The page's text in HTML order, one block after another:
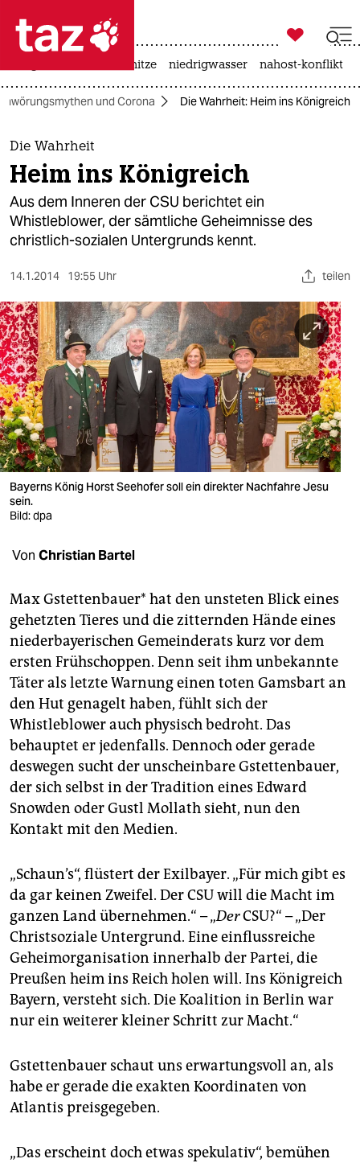
 taz zahl ich
taz zahl ich
themen
politik
öko
sport
berlin
nord
wahrheit
verlag
verlag
shop
fragen & hilfe
unterstützen
abo
genossenschaft
epaper login

taz zahl ich
hitze niedrigwasser nahost-konflikt
und Corona Die Wahrheit: Heim ins Königreich
Die Wahrheit
Heim ins Königreich
Aus dem Inneren der CSU berichtet ein
Whistleblower, der sämtliche Geheimnisse des
christlich-sozialen Untergrunds kennt.
14.1.2014 19:55 Uhr teilen
Bayerns König Horst Seehofer soll ein direkter Nachfahre Jesu
sein.
Bild: dpa
Von Christian Bartel
Max Gstettenbauer* hat den unsteten Blick eines
gehetzten Tieres und die zitternden Hände eines
niederbayerischen Gemeinderats kurz vor dem
ersten Frühschoppen. Denn seit ihm unbekannte
Täter als letzte Warnung einen toten Gamsbart an
den Hut genagelt haben, fühlt sich der
Whistleblower auch physisch bedroht. Das
behauptet er jedenfalls. Dennoch oder gerade
deswegen sucht der unscheinbare Gstettenbauer,
der sich selbst in der Tradition eines Edward
Snowden oder Gustl Mollath sieht, nun den
Kontakt mit den Medien.
„Schaun’s“, flüstert der Exilbayer. „Für mich gibt es
da gar keinen Zweifel. Der CSU will die Macht im
ganzen Land übernehmen.“ – „DerCSU?“ – „Der
Christsoziale Untergrund. Eine einflussreiche
Geheimorganisation innerhalb der Partei, die
Preußen heim ins Reich holen will. Ins Königreich
Bayern, versteht sich. Die Koalition in Berlin war
nur ein weiterer kleiner Schritt zur Macht.“
Gstettenbauer schaut uns erwartungsvoll an, als
habe er gerade die exakten Koordinaten von
Atlantis preisgegeben.
„Das erscheint doch etwas spekulativ“, bemühen